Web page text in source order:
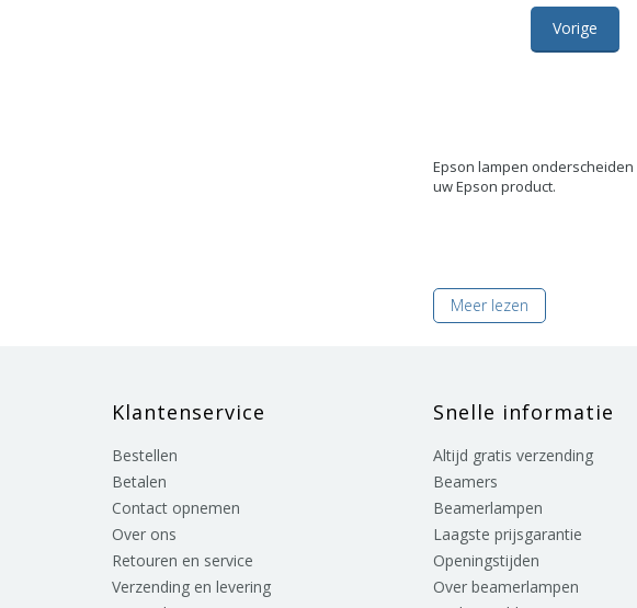
Vorige
Epson lampen
uw Epson product.
Meer lezen
Klantenservice
Bestellen
Betalen
Contact opnemen
Over ons
Retouren en service
Verzending en levering
Snelle informatie
Altijd gratis verzending
Beamers
Beamerlampen
Laagste prijsgarantie
Openingstijden
Over beamerlampen